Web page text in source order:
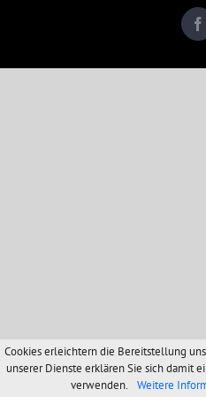
Cookies erleichtern die Bereitstellung
unserer Dienste erklären Sie sich damit
verwenden.
Weitere